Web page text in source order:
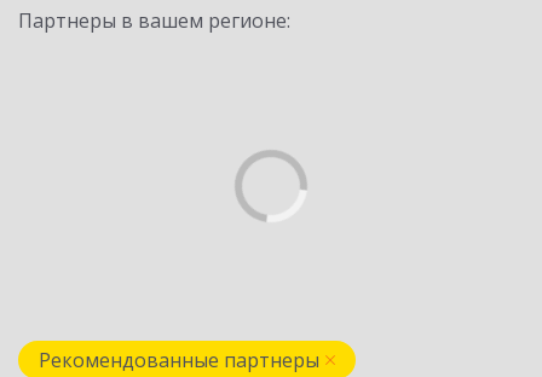
Партнеры в вашем регионе:
Рекомендованные партнеры